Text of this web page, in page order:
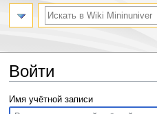
Войти
Перейти
Перейти
Имя учётной записи